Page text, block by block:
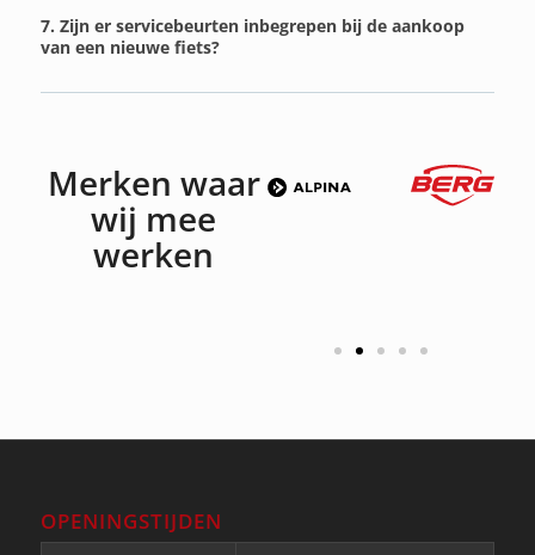
7. Zijn er servicebeurten inbegrepen bij de aankoop
van een nieuwe fiets?
Merken waar
wij mee
werken
OPENINGSTIJDEN